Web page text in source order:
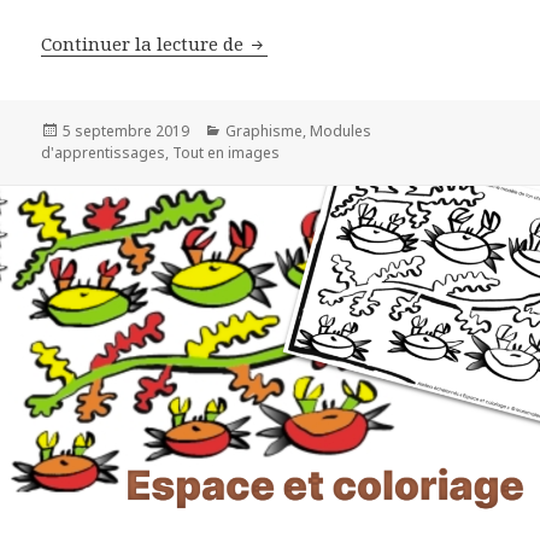
Continuer la lecture de Le trait
Publié
le
5 septembre 2019 Catégories
Graphisme, Modules
d'apprentissages, Tout en images